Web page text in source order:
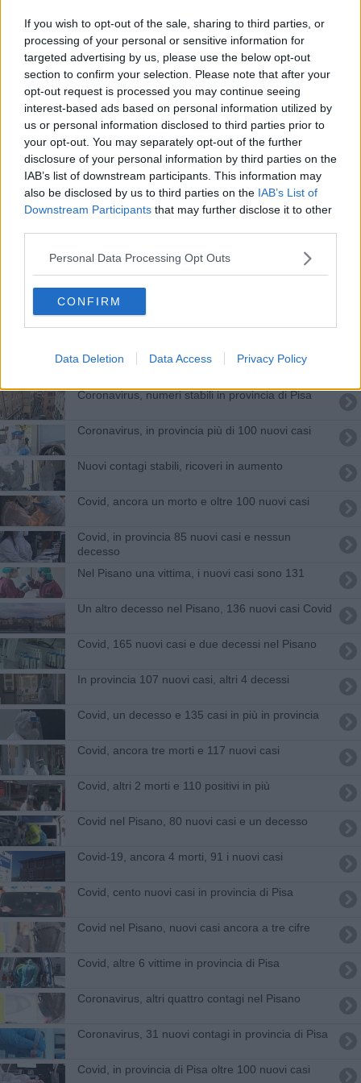
If you wish to opt-out of the sale, sharing to third parties, or
processing of your personal or sensitive information for
targeted advertising by us, please use the below opt-out
section to confirm your selection. Please note that after your
opt-out request is processed you may continue seeing
interest-based ads based on personal information utilized by
us or personal information disclosed to third parties prior to
your opt-out. You may separately opt-out of the further
disclosure of your personal information by third parties on the
IAB’s list of downstream participants. This information may
also be disclosed by us to third parties on the IAB’s List of
Downstream Participants that may further disclose it to other
Personal Data Processing Opt Outs
CONFIRM
Data Deletion Data Access Privacy Policy
Secondo giorno consecutivo con 6 morti nel
Pisano
Nel Pisano nuovi casi sotto i cento, quattro morti
Coronavirus, altre 6 morti e 66 nuovi casi
Coronavirus, in provincia un morto e 28 nuovi
casi
Covid, giornata senza decessi, 83 casi nuovi
Coronavirus, contagi stabili ma altri 3 decessi
Coronavirus, 21 i nuovi casi in provincia di Pisa
Covid-19, un decesso e trenta positivi in più
Coronavirus, terzo giorno senza decessi nel
Coronavirus, numeri stabili in provincia di Pisa
Coronavirus, in provincia più di 100 nuovi casi
Nuovi contagi stabili, ricoveri in aumento
Covid, ancora un morto e oltre 100 nuovi casi
Covid, in provincia 85 nuovi casi e nessun
decesso
Nel Pisano una vittima, i nuovi casi sono 131
Un altro decesso nel Pisano, 136 nuovi casi Covid
Covid, 165 nuovi casi e due decessi nel Pisano
In provincia 107 nuovi casi, altri 4 decessi
Covid, un decesso e 135 casi in più in provincia
Covid, ancora tre morti e 117 nuovi casi
Covid, altri 2 morti e 110 positivi in più
Covid nel Pisano, 80 nuovi casi e un decesso
Covid-19, ancora 4 morti, 91 i nuovi casi
Covid, cento nuovi casi in provincia di Pisa
Covid nel Pisano, nuovi casi ancora a tre cifre
Covid, altre 6 vittime in provincia di Pisa
Coronavirus, altri quattro contagi nel Pisano
Coronavirus, 31 nuovi contagi in provincia di Pisa
Covid, in provincia di Pisa oltre 100 nuovi casi